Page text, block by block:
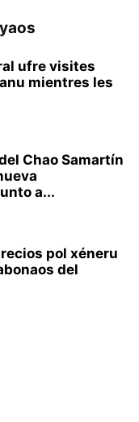
ufre visites
mientres les
Chao Samartín
a...
pol xéneru
del